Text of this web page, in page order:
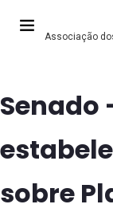
Associação
Senado
sobre